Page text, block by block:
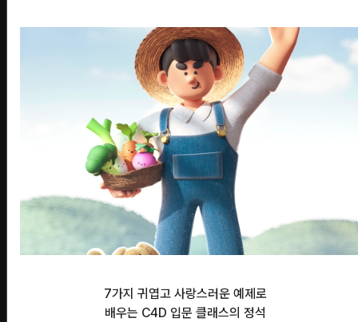
7가지 귀엽고 사랑스러운 예제로
배우는 C4D 입문 클래스의 정석